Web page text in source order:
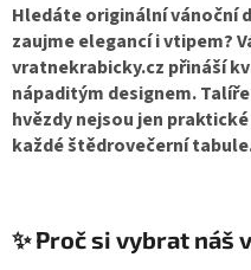
Hledáte originální vánoční
zaujme elegancí i vtipem?
vratnekrabicky.cz přináší
nápaditým designem.
hvězdy nejsou jen
každé štědrovečerní
✨ Proč si vybrat náš